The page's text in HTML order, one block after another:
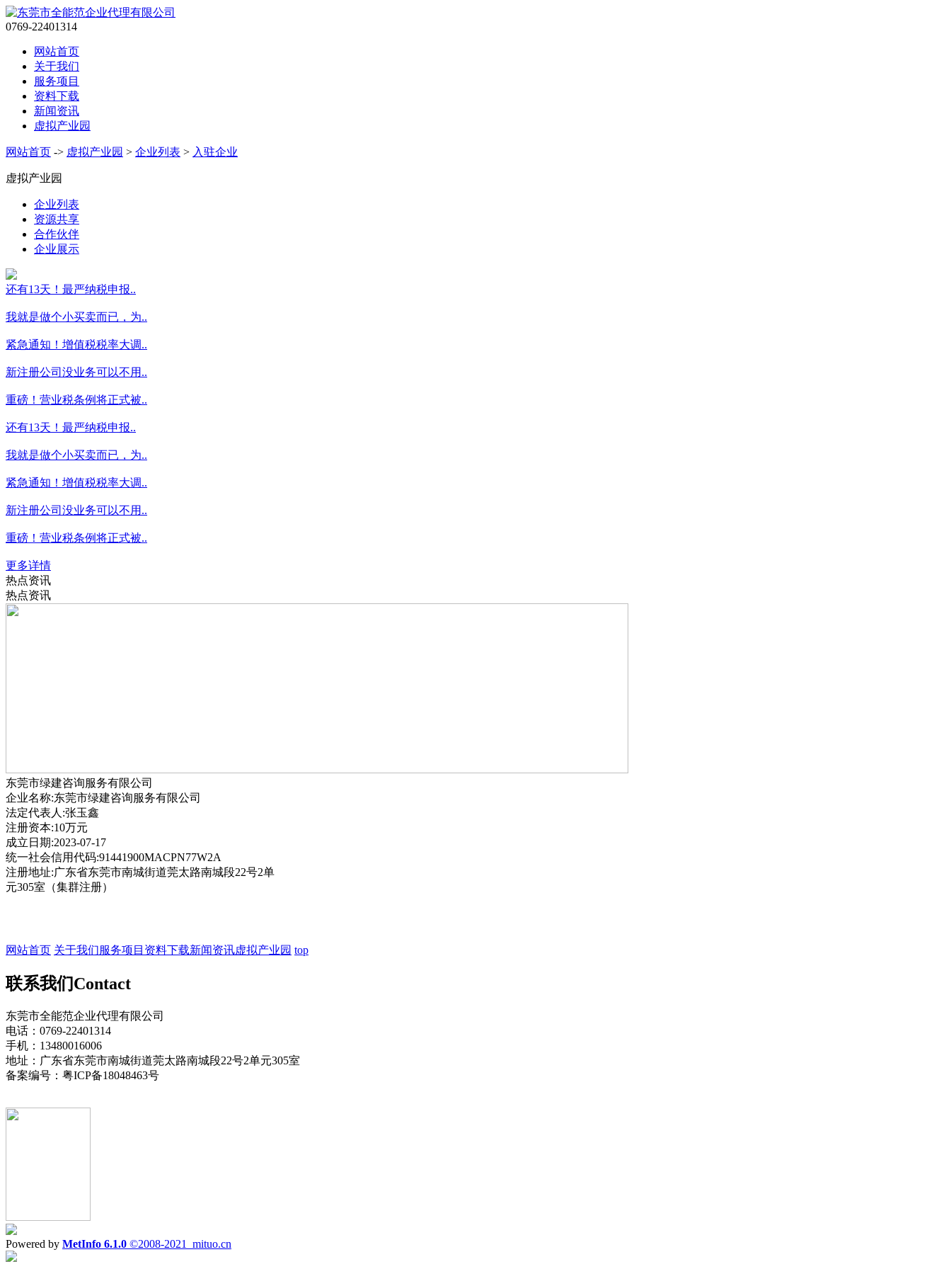
0769-22401314
网站首页
关于我们
服务项目
资料下载
新闻资讯
虚拟产业园
网站首页 -> 虚拟产业园 > 企业列表 > 入驻企业
虚拟产业园
企业列表
资源共享
合作伙伴
企业展示
还有13天！最严纳税申报..
我就是做个小买卖而已，为..
紧急通知！增值税税率大调..
新注册公司没业务可以不用..
重磅！营业税条例将正式被..
还有13天！最严纳税申报..
我就是做个小买卖而已，为..
紧急通知！增值税税率大调..
新注册公司没业务可以不用..
重磅！营业税条例将正式被..
更多详情
热点资讯
热点资讯
东莞市绿建咨询服务有限公司
企业名称:东莞市绿建咨询服务有限公司
法定代表人:张玉鑫
注册资本:10万元
成立日期:2023-07-17
统一社会信用代码:91441900MACPN77W2A
注册地址:广东省东莞市南城街道莞太路南城段22号2单
元305室（集群注册）
网站首页 关于我们服务项目 资料下载新闻资讯虚拟产业园 top
联系我们Contact
东莞市全能范企业代理有限公司
电话：0769-22401314
手机：13480016006
地址：广东省东莞市南城街道莞太路南城段22号2单元305室
备案编号：粤ICP备18048463号
Powered by MetInfo 6.1.0 ©2008-2021 mituo.cn